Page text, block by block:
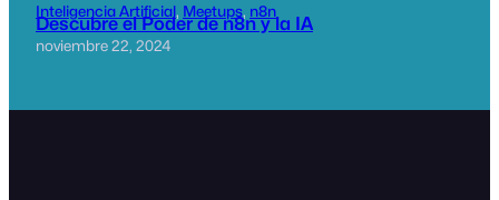
Inteligencia Artificial, Meetups, n8n
Descubre el Poder de n8n y la IA
noviembre 22, 2024